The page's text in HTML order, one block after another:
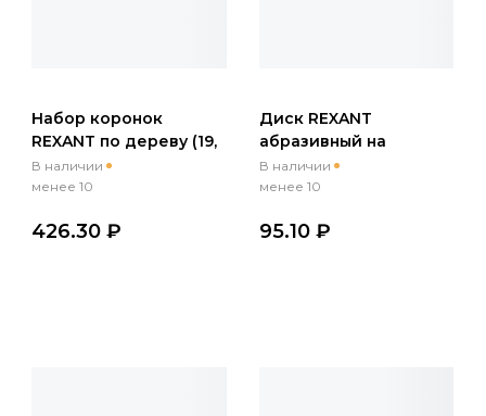
Набор коронок
REXANT по дереву (19,
22, 28, 32, 38, 44, 54, 64
мм) 2 держателя с
В наличии
менее 10
426.30 ₽
Диск REXANT
абразивный на
ворсовой основе на
липучке, без
мм, 10 шт
В наличии
менее 10
95.10 ₽